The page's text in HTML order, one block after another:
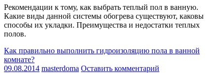
Рекомендации к тому, как выбрать теплый пол в ванную.
Какие виды данной системы обогрева существуют, каковы
способы их укладки. Преимущества и недостатки теплых
полов.
Как правильно выполнить гидроизоляцию пола в ванной
комнате?
09.08.2014 masterdoma Оставить комментарий